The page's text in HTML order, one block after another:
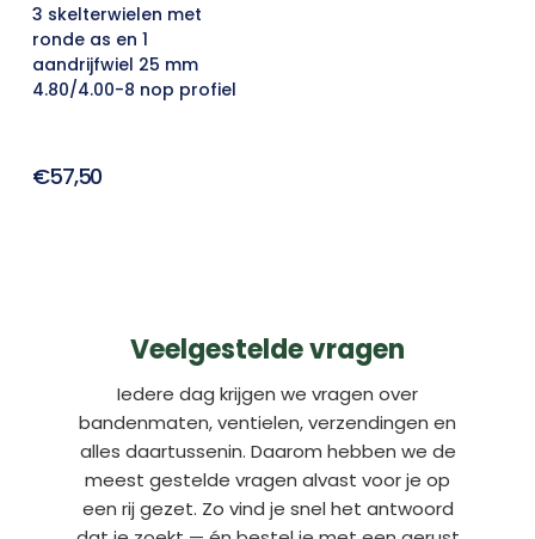
3 skelterwielen met
ronde as en 1
aandrijfwiel 25 mm
4.80/4.00-8 nop profiel
€57,50
Veelgestelde vragen
Iedere dag krijgen we vragen over
bandenmaten, ventielen, verzendingen en
alles daartussenin. Daarom hebben we de
meest gestelde vragen alvast voor je op
een rij gezet. Zo vind je snel het antwoord